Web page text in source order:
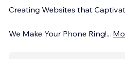
Creating Websites that
We Make Your Phone Ring!...